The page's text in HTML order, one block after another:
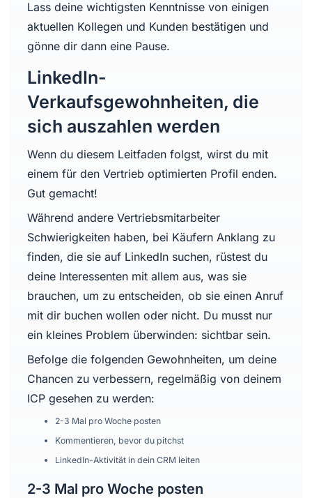
Lass deine wichtigsten Kenntnisse von einigen
aktuellen Kollegen und Kunden bestätigen und
gönne dir dann eine Pause.
LinkedIn-
Verkaufsgewohnheiten, die
sich auszahlen werden
Wenn du diesem Leitfaden folgst, wirst du mit
einem für den Vertrieb optimierten Profil enden.
Gut gemacht!
Während andere Vertriebsmitarbeiter
Schwierigkeiten haben, bei Käufern Anklang zu
finden, die sie auf LinkedIn suchen, rüstest du
deine Interessenten mit allem aus, was sie
brauchen, um zu entscheiden, ob sie einen Anruf
mit dir buchen wollen oder nicht. Du musst nur
ein kleines Problem überwinden: sichtbar sein.
Befolge die folgenden Gewohnheiten, um deine
Chancen zu verbessern, regelmäßig von deinem
ICP gesehen zu werden:
2-3 Mal pro Woche posten
Kommentieren, bevor du pitchst
LinkedIn-Aktivität in dein CRM leiten
2-3 Mal pro Woche posten